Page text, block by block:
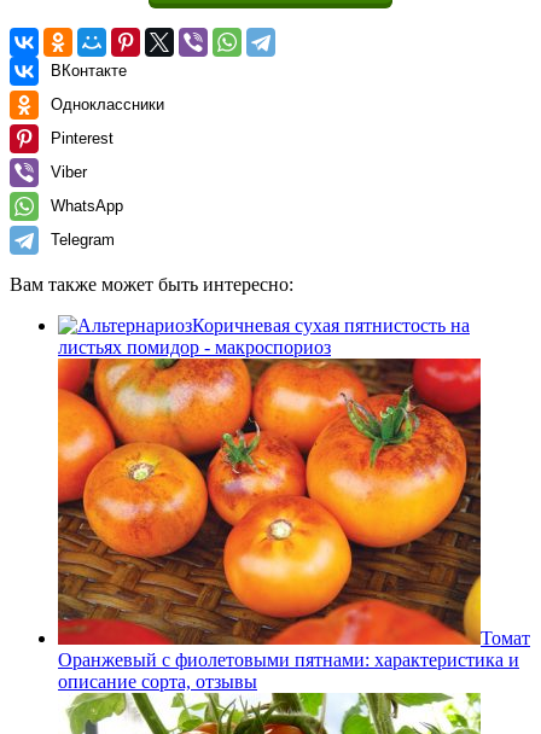
ВКонтакте
Одноклассники
Pinterest
Viber
WhatsApp
Telegram
Вам также может быть интересно:
Коричневая сухая пятнистость на
листьях помидор - макроспориоз
Томат
Оранжевый с фиолетовыми пятнами: характеристика и
описание сорта, отзывы